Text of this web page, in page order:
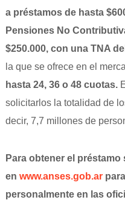
a préstamos de hasta
Pensiones No
$250.000, con una TNA
la que se ofrece en el
hasta 24, 36 o 48 cuotas.
solicitarlos la totalidad de
decir, 7,7 millones de
Para obtener el
en www.anses.gob.ar
personalmente en las